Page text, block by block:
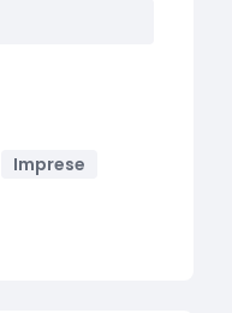
Imprese